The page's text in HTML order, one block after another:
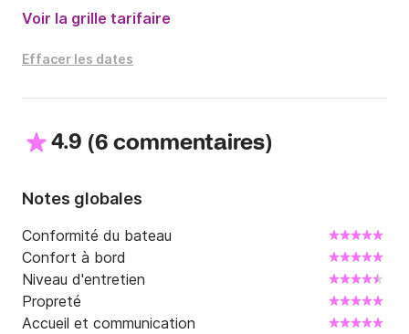
Voir la grille tarifaire
Effacer les dates
4.9 (6 commentaires)
Notes globales
Conformité du bateau
Confort à bord
Niveau d'entretien
Propreté
Accueil et communication